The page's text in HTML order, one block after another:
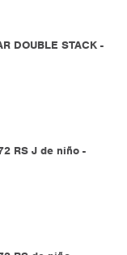
DOUBLE STACK -
RS J de niño -